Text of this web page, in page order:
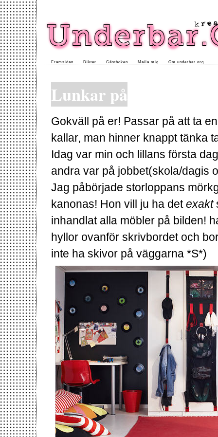
Framsidan Dikter Gästboken Maila mig Om underbar.org
Lunkar på
Gokväll på er! Passar på att ta
kallar, man hinner knappt tänka
Idag var min och lillans första
andra var på jobbet(skola/dagis
Jag påbörjade storloppans
kanonas! Hon vill ju ha detexakt
inhandlat alla möbler på bilden!
hyllor ovanför skrivbordet och
inte ha skivor på väggarna *S*)